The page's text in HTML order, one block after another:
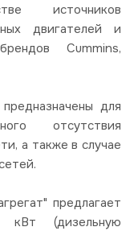
источников
двигателей и
Cummins,
для
отсутствия
а также в случае
предлагает
кВт (дизельную